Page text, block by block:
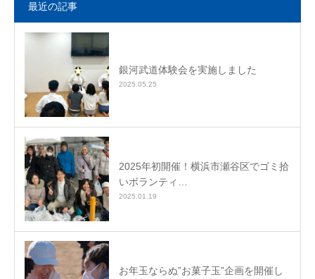
最近の記事
銀河武道体験会を実施しました
2025.05.25
2025年初開催！横浜市瀬谷区でゴミ拾
いボランティ…
2025.01.19
お年玉ならぬ”お菓子玉”企画を開催し